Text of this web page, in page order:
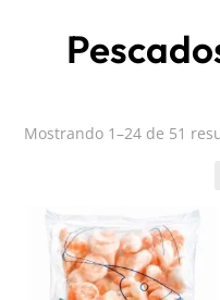
Mostrando 1–24 de 51